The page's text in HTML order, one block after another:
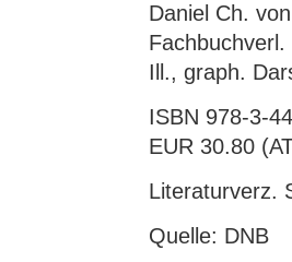
Daniel Ch.
Ill., graph.
ISBN 978-3-
EUR 30.80
Literaturverz.
Quelle: DNB